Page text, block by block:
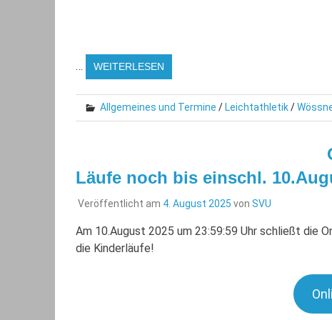
… WEITERLESEN
Allgemeines und Termine / Leichtathletik/
Läufe noch bis einschl.
Veröffentlicht am 4. August 2025 von SVU
Am 10.August 2025 um 23:59:59 Uhr schließt die
die Kinderläufe!